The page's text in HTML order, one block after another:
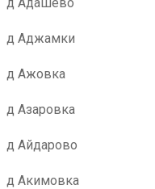
д Аджамки
д Ажовка
д Азаровка
д Айдарово
д Акимовка